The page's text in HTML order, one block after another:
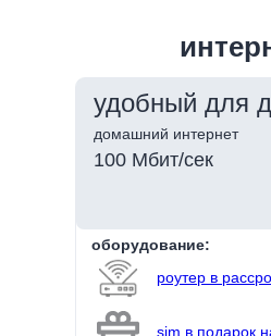
удобный для
домашний интернет
100 Мбит/сек
роутер в
sim в подарок
оборудование: